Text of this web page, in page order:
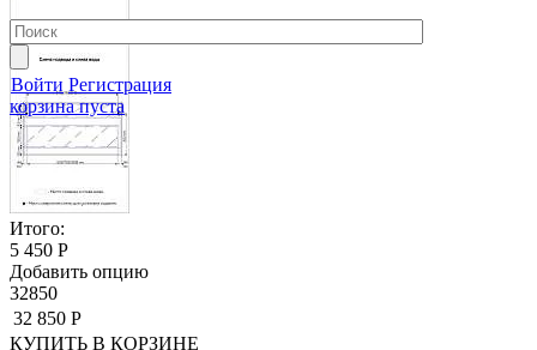
Войти Регистрация
корзина пуста
Итого:
5 450 Р
Добавить опцию
32850
32 850 Р
КУПИТЬ В КОРЗИНЕ